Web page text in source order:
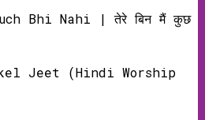
Bhi Nahi | तेरे बिन मैं कुछ
Jeet (Hindi Worship